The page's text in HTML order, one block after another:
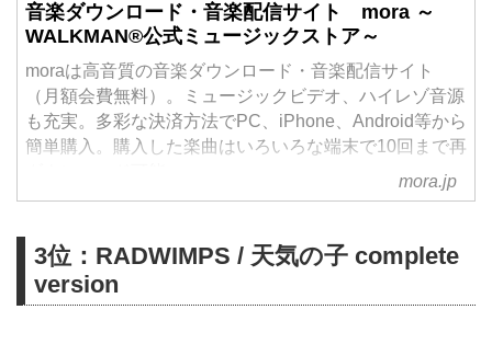
音楽ダウンロード・音楽配信サイト mora ～
WALKMAN®公式ミュージックストア～
moraは高音質の音楽ダウンロード・音楽配信サイト
（月額会費無料）。ミュージックビデオ、ハイレゾ音源
も充実。多彩な決済方法でPC、iPhone、Android等から
簡単購入。購入した楽曲はいろいろな端末で10回まで再
mora.jp
3位：RADWIMPS / 天気の子 complete
version